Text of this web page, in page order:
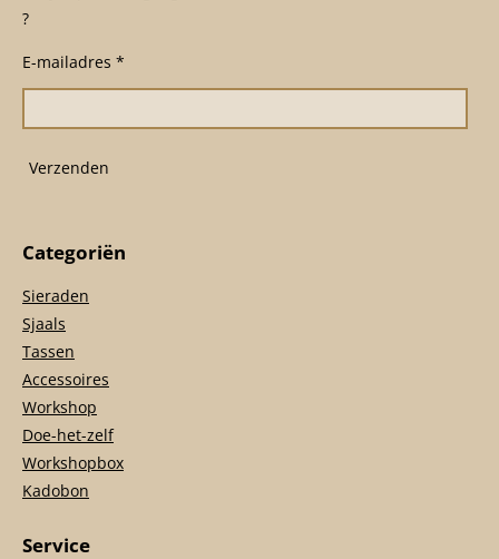
o
o
g
r
m
p
?
E-mailadres *
Verzenden
Categoriën
Sieraden
Sjaals
Tassen
Accessoires
Workshop
Doe-het-zelf
Workshopbox
Kadobon
Service